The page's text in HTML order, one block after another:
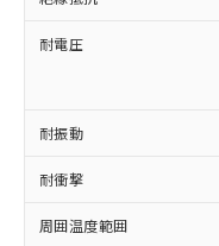
耐電圧
耐振動
耐衝撃
周囲温度範囲
オムロ
在庫状
示しな
マイパ
ビス）
メンバ
フタル酸エステル
図的な使用がない
部品在庫の切
月が前後する
「ｅ」：有害
準値以下であ
「10」：通常
質が外部に漏
及ぼさない年
「－」：未確
ル、化
武器並
当社は
場合は
該第三
販売先
法に輸
在
い
た
機
受
情